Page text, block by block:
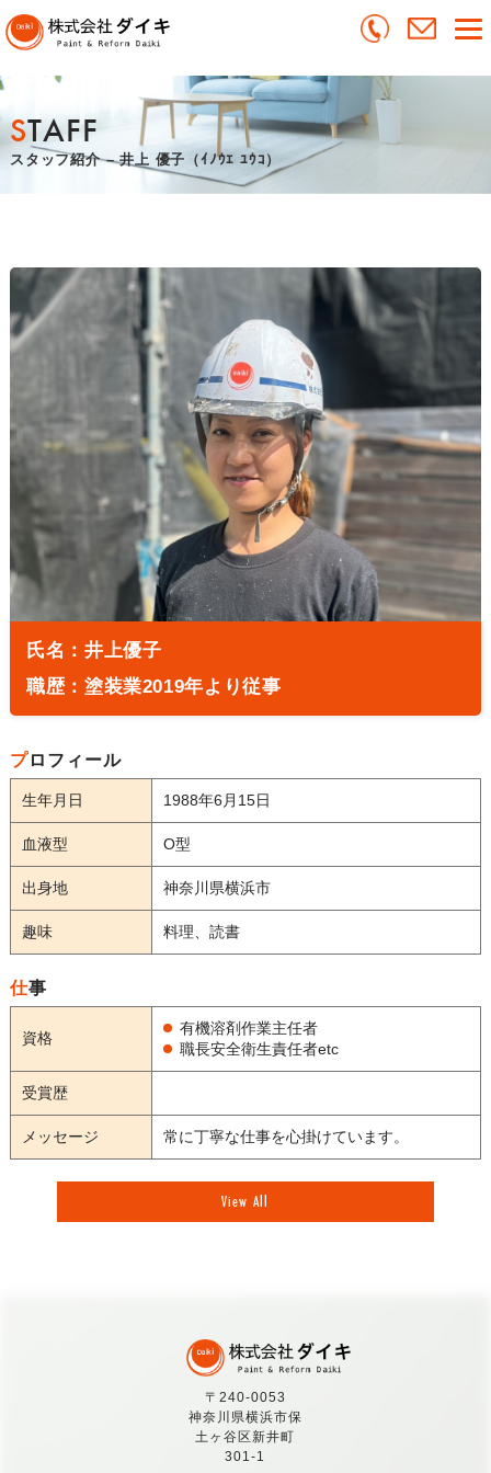
STAFF
スタッフ紹介 – 井上 優子（ｲﾉｳｴ ﾕｳｺ）
氏名：井上優子
職歴：塗装業2019年より従事
プロフィール
生年月日 1988年6月15日
血液型 O型
出身地 神奈川県横浜市
趣味 料理、読書
仕事
資格
有機溶剤作業主任者
職長安全衛生責任者etc
受賞歴
メッセージ 常に丁寧な仕事を心掛けています。
View All
〒240-0053
神奈川県横浜市保
土ヶ谷区新井町
301-1